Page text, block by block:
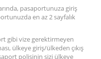
pasaportunuza giriş
en az 2 sayfalık
gibi vize gerektirmeyen
ülkeye giriş/ülkeden çıkış
polisinin sizi ülkeye